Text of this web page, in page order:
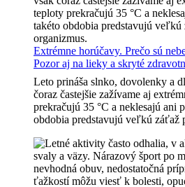
Extrémne horúčavy. Prečo sú
Pozor aj na lieky a skryté
Leto prináša slnko, dovolenky a
čoraz častejšie zažívame aj
prekračujú 35 °C a neklesajú ani
obdobia predstavujú veľkú záťaž